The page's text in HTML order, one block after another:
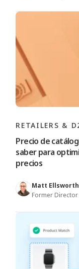
RETAILERS &
Precio de
saber para
precios
Matt Ellsworth
Former